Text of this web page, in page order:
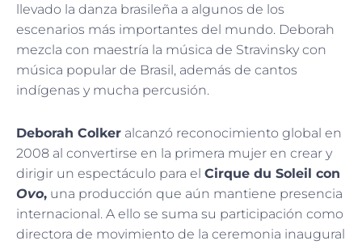
llevado la danza brasileña a algunos de los
escenarios más importantes del mundo. Deborah
mezcla con maestría la música de Stravinsky con
música popular de Brasil, además de cantos
indígenas y mucha percusión.
Deborah Colker alcanzó reconocimiento global en
2008 al convertirse en la primera mujer en crear y
dirigir un espectáculo para el Cirque du Soleil con
Ovo, una producción que aún mantiene presencia
internacional. A ello se suma su participación como
directora de movimiento de la ceremonia inaugural